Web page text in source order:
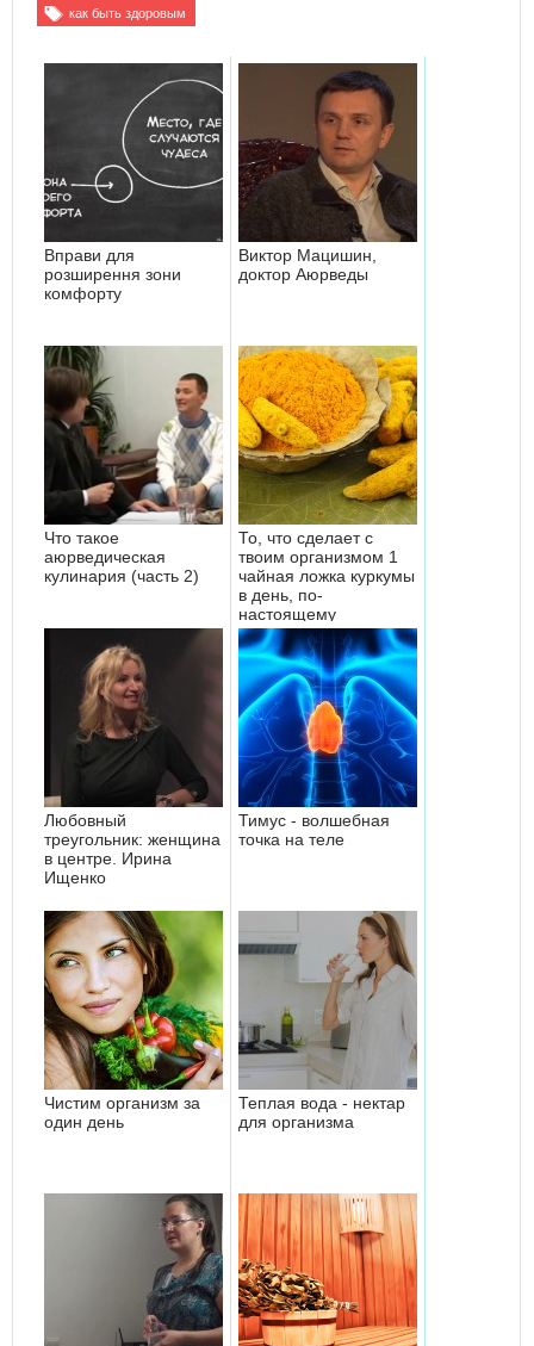
как быть здоровым
Вправи для
розширення зони
комфорту
Виктор Мацишин,
доктор Аюрведы
Что такое
аюрведическая
кулинария (часть 2)
То, что сделает с
твоим организмом 1
чайная ложка куркумы
в день, по-
настоящему
восхищает!
Любовный
треугольник: женщина
в центре. Ирина
Ищенко
Тимус - волшебная
точка на теле
Чистим организм за
один день
Теплая вода - нектар
для организма